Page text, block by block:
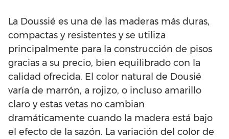
La Doussié es una de las maderas más duras,
compactas y resistentes y se utiliza
principalmente para la construcción de pisos
gracias a su precio, bien equilibrado con la
calidad ofrecida. El color natural de Dousié
varía de marrón, a rojizo, o incluso amarillo
claro y estas vetas no cambian
dramáticamente cuando la madera está bajo
el efecto de la sazón. La variación del color de